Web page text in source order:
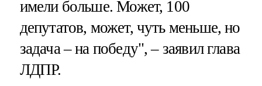
имели больше. Может, 100
депутатов, может, чуть меньше, но
задача – на победу", – заявил глава
ЛДПР.